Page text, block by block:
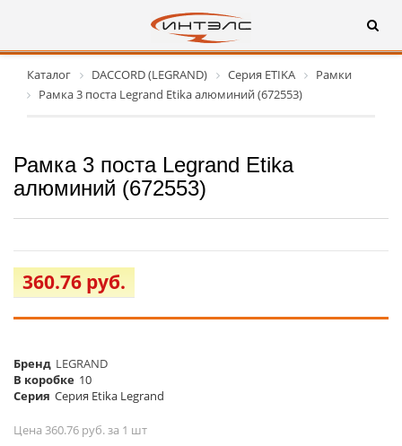
Каталог DACCORD (LEGRAND) Серия ETIKA
Рамки
Рамка 3 поста Legrand Etika алюминий (672553)
Рамка 3 поста Legrand Etika
алюминий (672553)
360.76 руб.
Бренд LEGRAND
В коробке 10
Серия Серия Etika Legrand
Цена 360.76 руб. за 1 шт